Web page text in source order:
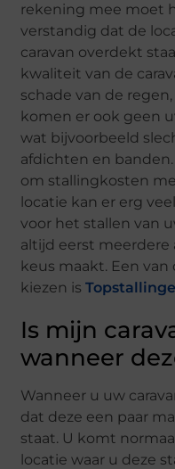
rekening mee moet
verstandig dat de
caravan overdekt
kwaliteit van de
schade van de
komen er ook geen
wat bijvoorbeeld
afdichten en
om stallingkosten
locatie kan er erg
voor het stallen van
altijd eerst meerdere
keus maakt. Een
kiezen is
Is mijn
wanneer
Wanneer u uw
dat deze een paar
staat. U komt
locatie waar u deze